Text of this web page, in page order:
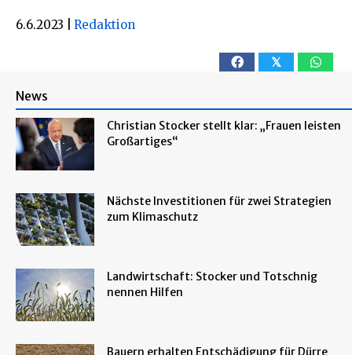
6.6.2023 Redaktion
𝕏
News
Christian Stocker stellt klar: „Frauen leisten
Großartiges“
Nächste Investitionen für zwei Strategien
zum Klimaschutz
Landwirtschaft: Stocker und Totschnig
nennen Hilfen
Bauern erhalten Entschädigung für Dürre